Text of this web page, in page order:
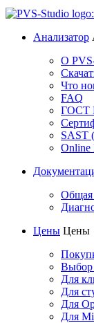
Анализатор
О
Что
FAQ
ГОСТ
SAST
Online
Общая
Цены Цены
Выбор
Для
Для
Для
Для